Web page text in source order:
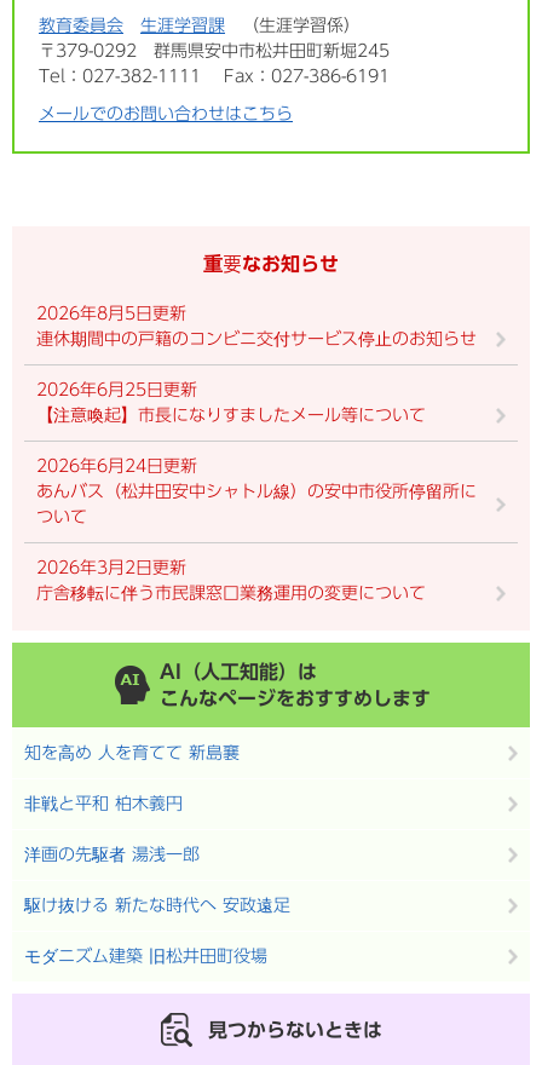
教育委員会 生涯学習課
生涯学習係
〒379-0292
群馬県安中市松井田町新堀245
Tel：027-382-1111
Fax：027-386-6191
メールでのお問い合わせはこちら
重要なお知らせ
2026年8月5日更新
連休期間中の戸籍のコンビニ交付サービス停止のお知らせ
2026年6月25日更新
【注意喚起】市長になりすましたメール等について
2026年6月24日更新
あんバス（松井田安中シャトル線）の安中市役所停留所に
ついて
2026年3月2日更新
庁舎移転に伴う市民課窓口業務運用の変更について
AI（人工知能）は
こんなページをおすすめします
知を高め 人を育てて 新島襄
非戦と平和 柏木義円
洋画の先駆者 湯浅一郎
駆け抜ける 新たな時代へ 安政遠足
モダニズム建築 旧松井田町役場
見つからないときは